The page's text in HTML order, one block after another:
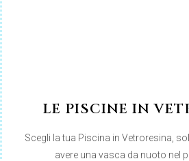
LE PISCINE IN
Scegli la tua Piscina in Vetroresina,
avere una vasca da nuoto nel